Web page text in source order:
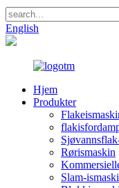
English
Hjem
Produkter
Rørismaskin
Slam-